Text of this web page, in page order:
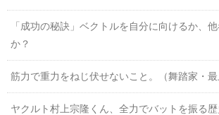
「成功の秘訣」ベクトルを自分に向けるか、
か？
筋力で重力をねじ伏せないこと。（舞踏家・最
ヤクルト村上宗隆くん、全力でバットを振る歴